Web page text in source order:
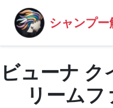
シャンプ
ビューナ ク
リーム